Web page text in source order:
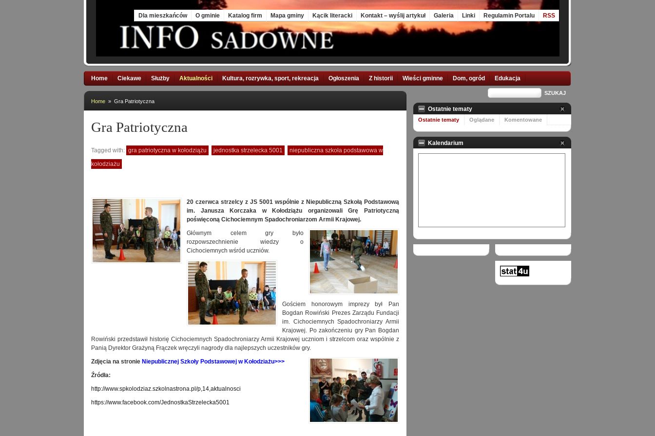
Dla mieszkańców O gminie Katalog firm Mapa gminy Kącik literacki Kontakt – wyślij artykuł Galeria Linki Regulamin Portalu RSS
Home Ciekawe Służby Aktualności Kultura, rozrywka, sport, rekreacja Ogłoszenia Z historii Wieści gminne Dom, ogród Edukacja
Home » Gra Patriotyczna
Gra Patriotyczna
Tagged with: gra patriotyczna w kołodziążu jednostka strzelecka 5001
niepubliczna szkoła podstawowa w
kołodziażu
20 czerwca strzelcy z JS 5001 wspólnie z Niepubliczną Szkołą Podstawową
im. Janusza Korczaka w Kołodziążu organizowali Grę Patriotyczną
poświęconą Cichociemnym Spadochroniarzom Armii Krajowej.
Głównym celem gry było
rozpowszechnienie wiedzy o
Cichociemnych wśród uczniów.
Gościem honorowym imprezy był Pan
Bogdan Rowiński Prezes Zarządu Fundacji
im. Cichociemnych Spadochroniarzy Armii
Krajowej. Po zakończeniu gry Pan Bogdan
Rowiński przedstawił historię Cichociemnych Spadochroniarzy Armii Krajowej uczniom i strzelcom oraz wspólnie z
Panią Dyrektor Grażyną Frączek wręczyli nagrody dla najlepszych uczestników gry.
Zdjęcia na stronie Niepublicznej Szkoły Podstawowej w Kołodziażu>>>
Źródła:
http://www.spkolodziaz.szkolnastrona.pl/p,14,aktualnosci
https://www.facebook.com/JednostkaStrzelecka5001
Ostatnie tematy
Ostatnie tematy Oglądane Komentowane
Kalendarium